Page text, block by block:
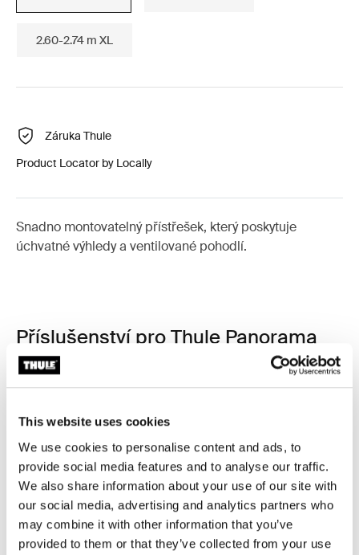
This website uses cookies
We use cookies to personalise content and ads, to
provide social media features and to analyse our traffic.
We also share information about your use of our site with
our social media, advertising and analytics partners who
may combine it with other information that you’ve
provided to them or that they’ve collected from your use
2.60-2.74 m XL
Záruka Thule
Product Locator by Locally
Snadno montovatelný přístřešek, který poskytuje
úchvatné výhledy a ventilované pohodlí.
Příslušenství pro Thule Panorama
for Thule Omnistor 8000